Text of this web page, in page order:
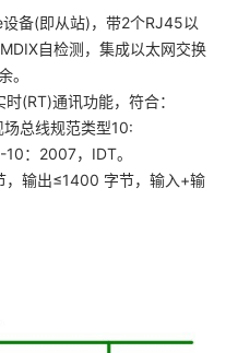
备(即从站)，带2个RJ45以
自检测，集成以太网交换
。
(RT)通讯功能，符合：
总线规范类型10:
：2007，IDT。
输出≤1400 字节，输入+输